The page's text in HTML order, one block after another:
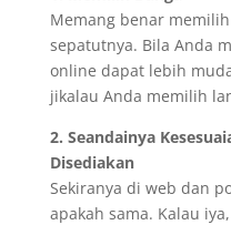
Memang benar
sepatutnya. Bila Anda
online dapat lebih
jikalau Anda memilih
2. Seandainya
Disediakan
Sekiranya di web dan
apakah sama. Kalau